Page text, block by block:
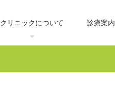
クリニックについて 診療案内